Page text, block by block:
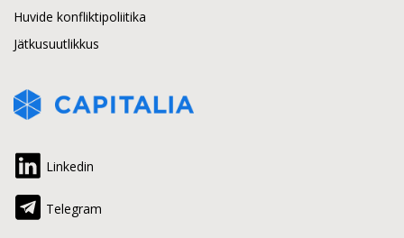
Huvide konfliktipoliitika
Jätkusuutlikkus
Linkedin
Telegram